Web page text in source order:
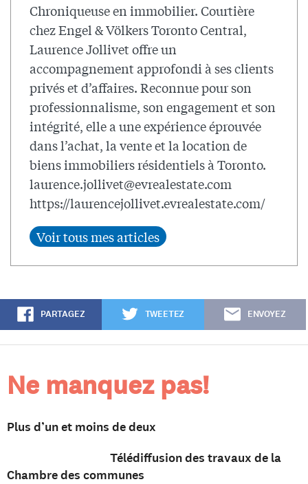
Chroniqueuse en immobilier. Courtière
chez Engel & Völkers Toronto Central,
Laurence Jollivet offre un
accompagnement approfondi à ses clients
privés et d’affaires. Reconnue pour son
professionnalisme, son engagement et son
intégrité, elle a une expérience éprouvée
dans l’achat, la vente et la location de
biens immobiliers résidentiels à Toronto.
laurence.jollivet@evrealestate.com
https://laurencejollivet.evrealestate.com/
PARTAGEZ TWEETEZ ENVOYEZ
Ne manquez pas!
Plus d’un et moins de deux
Télédiffusion des travaux de la
Chambre des communes